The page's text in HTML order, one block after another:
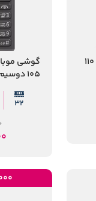
105 دوسیم کارت
32